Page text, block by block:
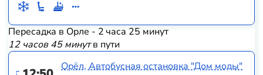
Пересадка в Орле - 2 часа 25 минут
12 часов 45 минутв пути
Орёл, Автобусная остановка "Дом моды"